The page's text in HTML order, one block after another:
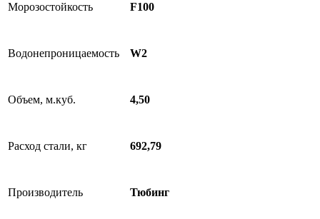
Морозостойкость F100
Водонепроницаемость W2
Объем, м.куб. 4,50
Расход стали, кг 692,79
Производитель Тюбинг